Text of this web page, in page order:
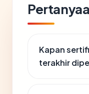
Kapan
terakhir